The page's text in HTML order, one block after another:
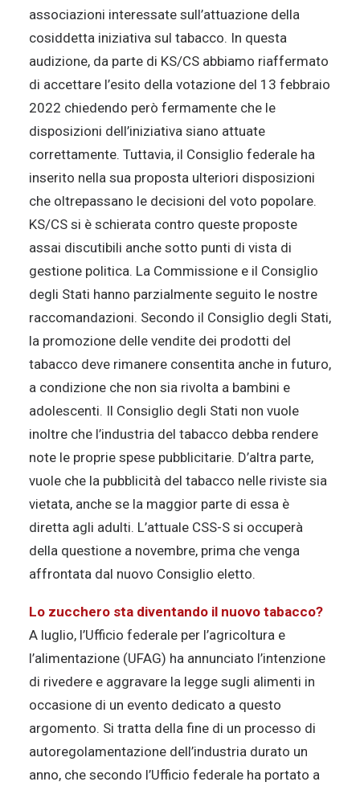
associazioni interessate sull’attuazione della
cosiddetta iniziativa sul tabacco. In questa
audizione, da parte di KS/CS abbiamo riaffermato
di accettare l’esito della votazione del 13 febbraio
2022 chiedendo però fermamente che le
disposizioni dell’iniziativa siano attuate
correttamente. Tuttavia, il Consiglio federale ha
inserito nella sua proposta ulteriori disposizioni
che oltrepassano le decisioni del voto popolare.
KS/CS si è schierata contro queste proposte
assai discutibili anche sotto punti di vista di
gestione politica. La Commissione e il Consiglio
degli Stati hanno parzialmente seguito le nostre
raccomandazioni. Secondo il Consiglio degli Stati,
la promozione delle vendite dei prodotti del
tabacco deve rimanere consentita anche in futuro,
a condizione che non sia rivolta a bambini e
adolescenti. Il Consiglio degli Stati non vuole
inoltre che l’industria del tabacco debba rendere
note le proprie spese pubblicitarie. D’altra parte,
vuole che la pubblicità del tabacco nelle riviste sia
vietata, anche se la maggior parte di essa è
diretta agli adulti. L’attuale CSS-S si occuperà
della questione a novembre, prima che venga
affrontata dal nuovo Consiglio eletto.
Lo zucchero sta diventando il nuovo tabacco?
A luglio, l’Ufficio federale per l’agricoltura e
l’alimentazione (UFAG) ha annunciato l’intenzione
di rivedere e aggravare la legge sugli alimenti in
occasione di un evento dedicato a questo
argomento. Si tratta della fine di un processo di
autoregolamentazione dell’industria durato un
anno, che secondo l’Ufficio federale ha portato a